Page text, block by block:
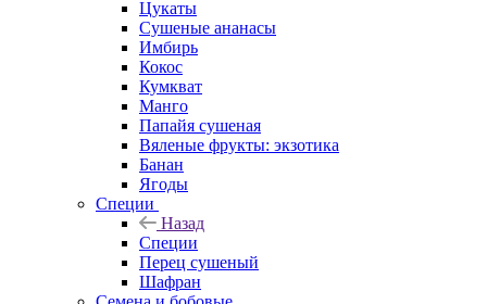
Цукаты
Cушеные ананасы
Имбирь
Кокос
Кумкват
Манго
Папайя сушеная
Вяленые фрукты: экзотика
Банан
Ягоды
Специи
Назад
Специи
Перец сушеный
Шафран